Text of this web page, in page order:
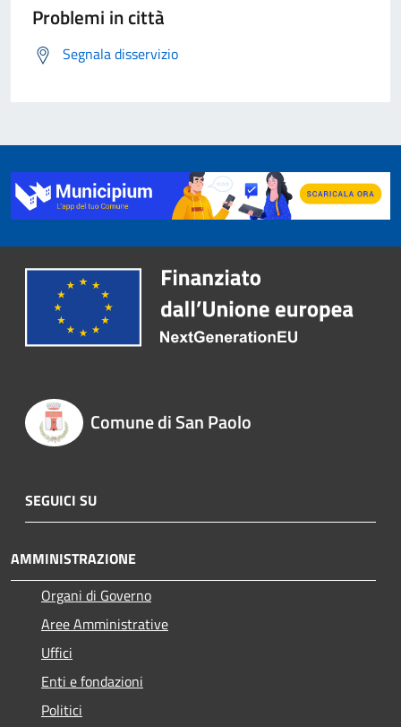
Problemi in città
Segnala disservizio
Comune di San Paolo
SEGUICI SU
AMMINISTRAZIONE
Organi di Governo
Aree Amministrative
Uffici
Enti e fondazioni
Politici